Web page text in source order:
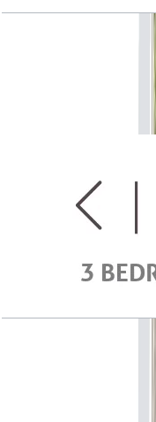
Serena Casa
Type B, G-1st
Serena Casa
Type C, G-1st